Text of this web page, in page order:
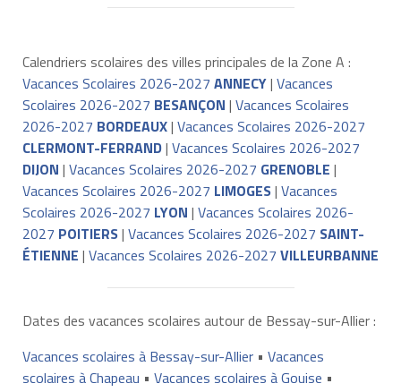
Calendriers scolaires des villes principales de la Zone A :
Vacances Scolaires 2026-2027 ANNECY| Vacances
Scolaires 2026-2027 BESANÇON | Vacances Scolaires
2026-2027 BORDEAUX| Vacances Scolaires 2026-2027
CLERMONT-FERRAND| Vacances Scolaires 2026-2027
DIJON | Vacances Scolaires 2026-2027 GRENOBLE |
Vacances Scolaires 2026-2027 LIMOGES| Vacances
Scolaires 2026-2027 LYON | Vacances Scolaires 2026-
2027 POITIERS| Vacances Scolaires 2026-2027 SAINT-
ÉTIENNE | Vacances Scolaires 2026-2027 VILLEURBANNE
Dates des vacances scolaires autour de Bessay-sur-Allier :
Vacances scolaires à Bessay-sur-Allier• Vacances
scolaires à Chapeau • Vacances scolaires à Gouise •